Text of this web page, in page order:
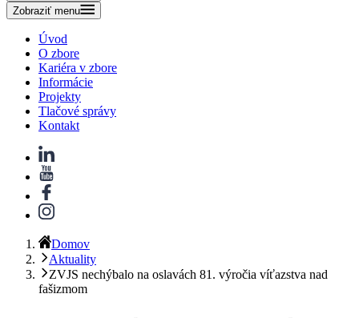
Zobraziť menu
Úvod
O zbore
Kariéra v zbore
Informácie
Projekty
Tlačové správy
Kontakt
Domov
Aktuality
ZVJS nechýbalo na oslavách 81. výročia víťazstva nad
fašizmom